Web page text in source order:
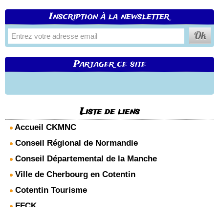
Inscription à la newsletter
Partager ce site
Liste de liens
Accueil CKMNC
Conseil Régional de Normandie
Conseil Départemental de la Manche
Ville de Cherbourg en Cotentin
Cotentin Tourisme